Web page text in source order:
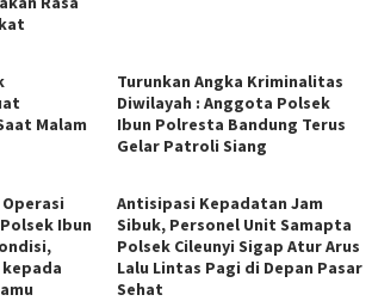
Malam
Turunkan Angka Kriminalitas
Diwilayah : Anggota Polsek
Ibun Polresta Bandung Terus
Gelar Patroli Siang
Ibun
Antisipasi Kepadatan Jam
Sibuk, Personel Unit Samapta
Polsek Cileunyi Sigap Atur Arus
Lalu Lintas Pagi di Depan Pasar
Sehat